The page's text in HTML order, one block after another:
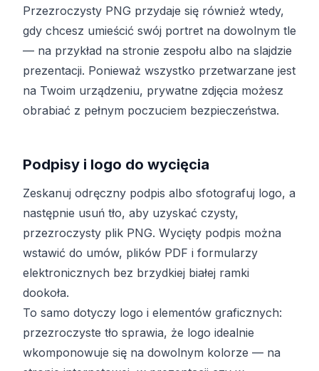
Przezroczysty PNG przydaje się również wtedy,
gdy chcesz umieścić swój portret na dowolnym tle
— na przykład na stronie zespołu albo na slajdzie
prezentacji. Ponieważ wszystko przetwarzane jest
na Twoim urządzeniu, prywatne zdjęcia możesz
obrabiać z pełnym poczuciem bezpieczeństwa.
Podpisy i logo do wycięcia
Zeskanuj odręczny podpis albo sfotografuj logo, a
następnie usuń tło, aby uzyskać czysty,
przezroczysty plik PNG. Wycięty podpis można
wstawić do umów, plików PDF i formularzy
elektronicznych bez brzydkiej białej ramki
dookoła.
To samo dotyczy logo i elementów graficznych:
przezroczyste tło sprawia, że logo idealnie
wkomponowuje się na dowolnym kolorze — na